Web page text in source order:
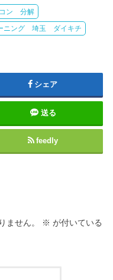
コン 分解
ニング 埼玉 ダイキチ
シェア
送る
feedly
ません。 ※ が付いている